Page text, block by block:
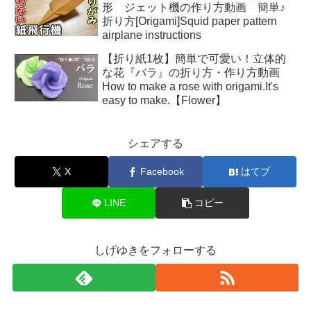
形 ジェット機の作り方動画 簡単♪
折り方[Origami]Squid paper pattern
airplane instructions
【折り紙1枚】簡単で可愛い！立体的
な花『バラ』の折り方・作り方動画
How to make a rose with origami.It's
easy to make.【Flower】
シェアする
X Facebook はてブ
LINE コピー
しげゆきをフォローする